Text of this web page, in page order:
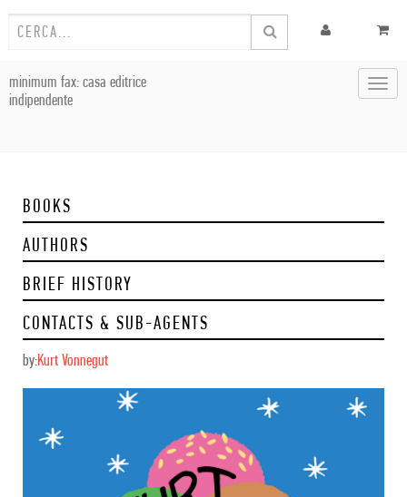
minimum fax: casa editrice
indipendente
BOOKS
AUTHORS
BRIEF HISTORY
CONTACTS & SUB-AGENTS
by:Kurt Vonnegut